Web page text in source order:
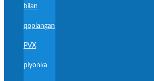
bilan
qoplangan
PVX
plyonka